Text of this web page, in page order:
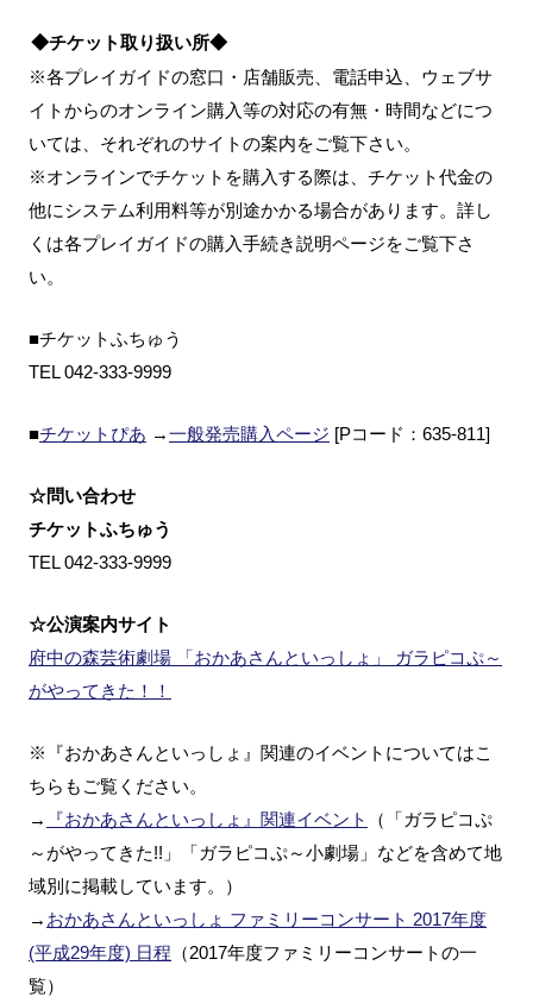
◆チケット取り扱い所◆
※各プレイガイドの窓口・店舗販売、電話申込、ウェブサ
イトからのオンライン購入等の対応の有無・時間などにつ
いては、それぞれのサイトの案内をご覧下さい。
※オンラインでチケットを購入する際は、チケット代金の
他にシステム利用料等が別途かかる場合があります。詳し
くは各プレイガイドの購入手続き説明ページをご覧下さ
い。
■チケットふちゅう
TEL 042-333-9999
■チケットぴあ →一般発売購入ページ [Pコード：635-811]
☆問い合わせ
チケットふちゅう
TEL 042-333-9999
☆公演案内サイト
府中の森芸術劇場 「おかあさんといっしょ」 ガラピコぷ～
がやってきた！！
※『おかあさんといっしょ』関連のイベントについてはこ
ちらもご覧ください。
→
『おかあさんといっしょ』関連イベント
（「ガラピコぷ
～がやってきた!!」「ガラピコぷ～小劇場」などを含めて地
域別に掲載しています。）
→ おかあさんといっしょ ファミリーコンサート 2017年度
(平成29年度) 日程 （2017年度ファミリーコンサートの一
覧）